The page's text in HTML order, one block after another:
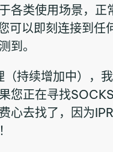
各类使用场景，
可以即刻连接到任
到。
持续增加中），
您正在寻找
心去找了，因为